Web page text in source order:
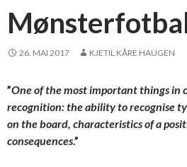
26. MAI 2017 KJETIL KÅRE HAUGEN
”One of the most important things in
recognition: the ability to recognise
on the board, characteristics of a
consequences.”